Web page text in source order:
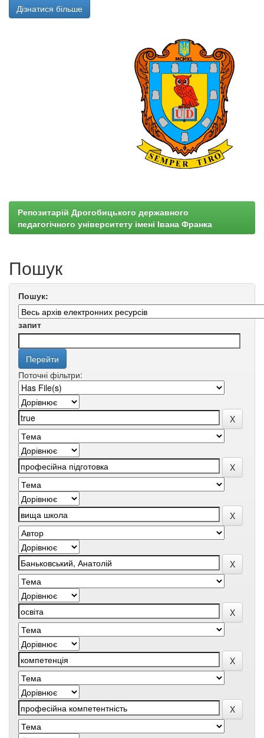
Дізнатися більше
Репозитарій Дрогобицького державного
педагогічного університету імені Івана Франка
Пошук
Пошук:
запит
Поточні фільтри: